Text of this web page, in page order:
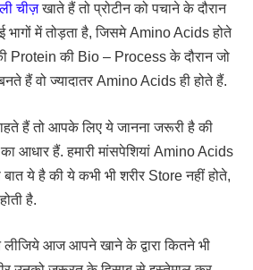
चीज़खाते हैं तो प्रोटीन को पचाने के दौरान
भागों में तोड़ता है, जिसमे Amino Acids होते
की Bio – Process के दौरान जो
हैं वो ज्यादातर Amino Acids ही होते हैं.
हैं तो आपके लिए ये जानना जरूरी है की
आधार हैं. हमारी मांसपेशियां Amino Acids
ये है की ये कभी भी शरीर Store नहीं होते,
है.
आज आपने खाने के द्वारा कितने भी